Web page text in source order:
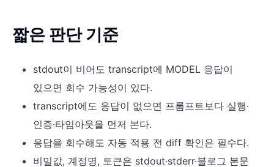
짧은 판단 기준
stdout이 비어도 transcript에 MODEL 응답이
있으면 회수 가능성이 있다.
transcript에도 응답이 없으면 프롬프트보다 실행·
인증·타임아웃을 먼저 본다.
응답을 회수해도 자동 적용 전 diff 확인은 필수다.
비밀값, 계정명, 토큰은 stdout·stderr·블로그 본문